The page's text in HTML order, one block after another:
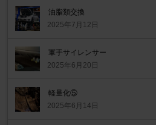
油脂類交換
2025年7月12日
軍手サイレンサー
2025年6月20日
軽量化⑤
2025年6月14日